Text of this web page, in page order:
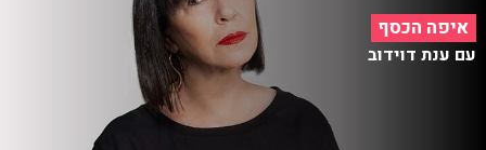
איפה הכסף
עם ענת דוידוב